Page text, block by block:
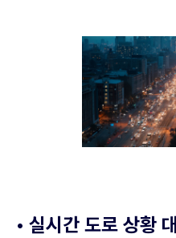
• 실시간 도로 상황